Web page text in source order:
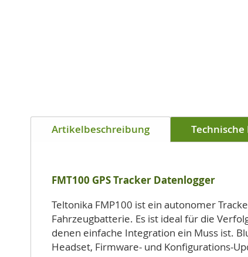
Artikelbeschreibung Technische
FMT100 GPS Tracker Datenlogger
Teltonika FMP100 ist ein autonomer
Fahrzeugbatterie. Es ist ideal für die
denen einfache Integration ein Muss ist.
Headset, Firmware- und Konfigurations-